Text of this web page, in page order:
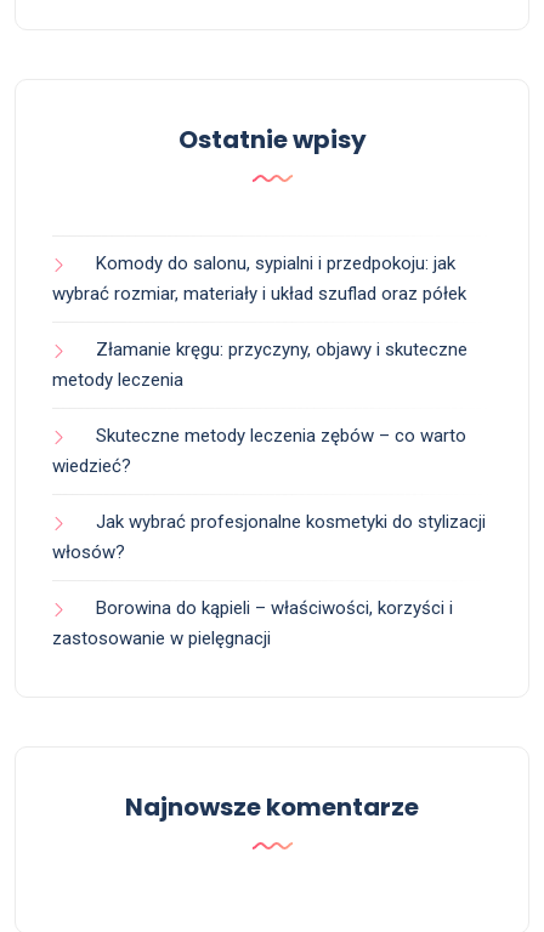
Ostatnie wpisy
Komody do salonu, sypialni i przedpokoju: jak
wybrać rozmiar, materiały i układ szuflad oraz półek
Złamanie kręgu: przyczyny, objawy i skuteczne
metody leczenia
Skuteczne metody leczenia zębów – co warto
wiedzieć?
Jak wybrać profesjonalne kosmetyki do stylizacji
włosów?
Borowina do kąpieli – właściwości, korzyści i
zastosowanie w pielęgnacji
Najnowsze komentarze